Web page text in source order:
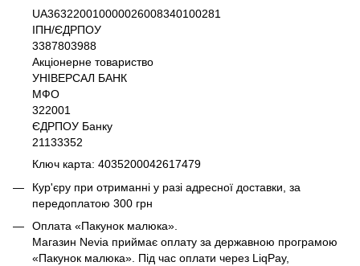
UA363220010000026008340100281
ІПН/ЄДРПОУ
3387803988
Акціонерне товариство
УНІВЕРСАЛ БАНК
МФО
322001
ЄДРПОУ Банку
21133352
Ключ карта: 4035200042617479
Кур'єру при отриманні у разі адресної доставки, за
передоплатою 300 грн
Оплата «Пакунок малюка».
Магазин Nevia приймає оплату за державною програмою
«Пакунок малюка». Під час оплати через LiqPay,